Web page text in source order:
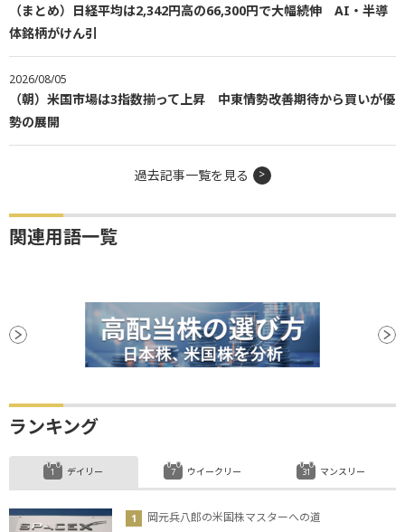
（まとめ）日経平均は2,342円高の66,300円で大幅続伸 AI・半導
体銘柄がけん引
2026/08/05
（朝）米国市場は3指数揃って上昇 中東情勢改善期待から買いが優
勢の展開
過去記事一覧を見る
関連用語一覧
ランキング
デイリー
岡元兵八郎の米国株マスターへの道
ウイークリー マンスリー